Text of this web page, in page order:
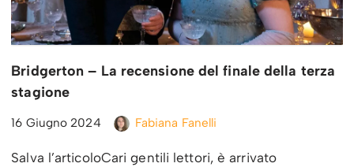
Bridgerton – La recensione del finale della terza
stagione
16 Giugno 2024 Fabiana Fanelli
Salva l’articoloCari gentili lettori, è arrivato